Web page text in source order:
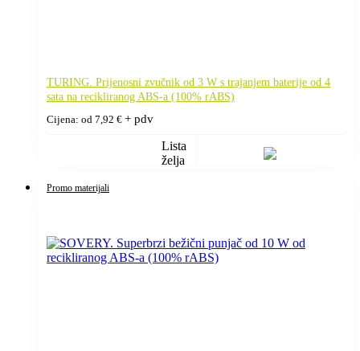
TURING. Prijenosni zvučnik od 3 W s trajanjem baterije od 4
sata na recikliranog ABS-a (100% rABS)
Cijena: od 7,92 € + pdv
Lista
želja
Promo materijali